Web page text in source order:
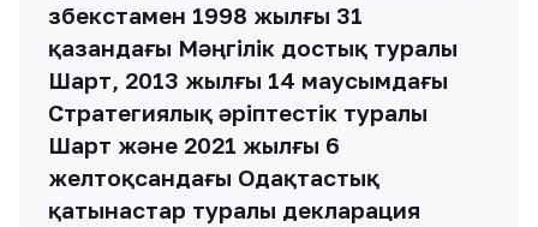
Өзбекстамен 1998 жылғы 31
қазандағы Мәңгілік достық туралы
Шарт, 2013 жылғы 14 маусымдағы
Стратегиялық әріптестік туралы
Шарт және 2021 жылғы 6
желтоқсандағы Одақтастық
қатынастар туралы декларация